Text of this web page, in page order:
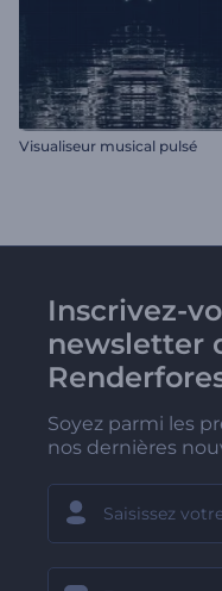
Visualiseur musical pulsé
Inscrivez-
newsletter
Soyez parmi les
nos dernières